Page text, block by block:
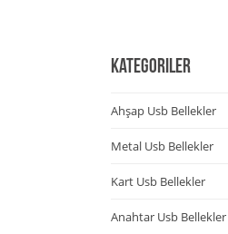
KATEGORILER
Ahşap Usb Bellekler
Metal Usb Bellekler
Kart Usb Bellekler
Anahtar Usb Bellekler